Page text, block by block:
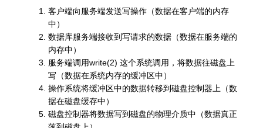
客户端向服务端发送写操作（数据在客户端的内存
中）
数据库服务端接收到写请求的数据（数据在服务端的
内存中）
服务端调用write(2) 这个系统调用，将数据往磁盘上
写（数据在系统内存的缓冲区中）
操作系统将缓冲区中的数据转移到磁盘控制器上（数
据在磁盘缓存中）
磁盘控制器将数据写到磁盘的物理介质中（数据真正